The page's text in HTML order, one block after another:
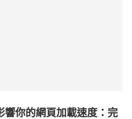
響你的網頁加載速度：完